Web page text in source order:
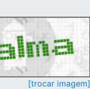
[trocar imagem]